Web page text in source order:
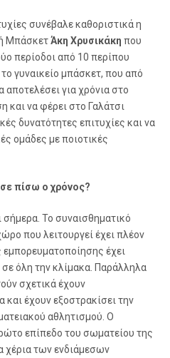
συνέβαλε καθοριστικά η
ΜπάσκετΆκη Χρυσικάκη που
περίοδοι από 10 περίπου
γυναικείο μπάσκετ, που από
για χρόνια στο
και να φέρει στο Γαλάτσι
δυνατότητες επιτυχίες και να
ομάδες με ποιοτικές
πίσω ο χρόνος?
σήμερα. Το συναισθηματικό
που λειτουργεί έχει πλέον
εμπορευματοποίησης έχει
όλη την κλίμακα. Παράλληλα
σχετικά έχουν
και έχουν εξοστρακίσει την
αθλητισμού. Ο
επίπεδο του σωματείου της
χέρια των ενδιάμεσων